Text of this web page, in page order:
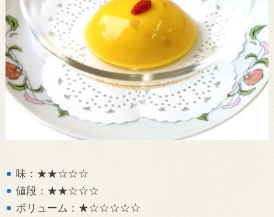
味：★★☆☆☆
値段：★★☆☆☆
ボリューム：★☆☆☆☆☆